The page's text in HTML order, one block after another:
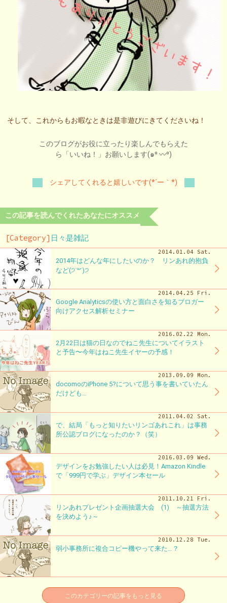
そして、これからもお暇なときは是非遊びにきてくださいね！
このブログがお役に立ったり楽しんでもらえた
ら「いいね！」お願いします(๑⁰ 〰⁰)
シェアしてくれると嬉しいです(*´ー｀*)
この記事を読んでくれたあなたにオススメ
[Category] 日々是雑記
2014.01.04 Sat.
2014年はどんな年にしたいのか？ リンあれ的抱負
など(੭˙꒳​˙)੭
2014.04.25 Fri.
Google Analyticsの使い方と面白さを知るブロガー
向けアクセス解析セミナー
2016.02.22 Mon.
2月22日は猫の日なのでねこ先生についてイラスト
と予告〜今年はねこ先生イヤーの予感！
2013.09.09 Mon.
docomoのiPhone 5?について思う事を書いていたん
だけども…
2011.04.02 Sat.
で、結局「もっと知りたいリンゴあれこれ」は事務
所公認ブログになったのか？（笑）
2016.03.09 Wed.
デザインをお勉強したい人は必見！Amazon Kindle
で「999円で学ぶ」デザイン本セール
2011.10.21 Fri.
リンあれプレゼント企画抽選大会 (1) ～抽選方法
を決めよう♪～
2010.12.28 Tue.
弱小事務所に複合コピー機やって来た…？
このカテゴリーの記事をもっと見る